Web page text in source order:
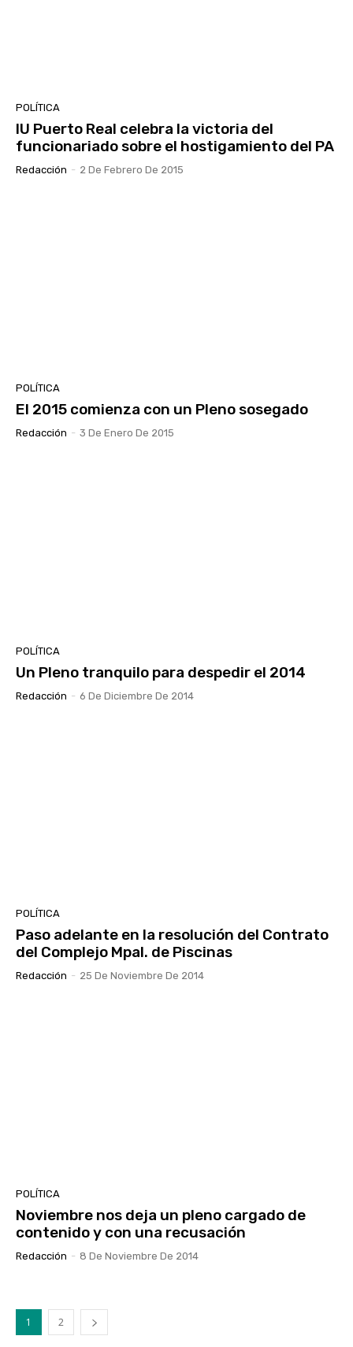
POLÍTICA
IU Puerto Real celebra la victoria del
funcionariado sobre el hostigamiento del PA
Redacción - 2 De Febrero De 2015
POLÍTICA
El 2015 comienza con un Pleno sosegado
Redacción - 3 De Enero De 2015
POLÍTICA
Un Pleno tranquilo para despedir el 2014
Redacción - 6 De Diciembre De 2014
POLÍTICA
Paso adelante en la resolución del Contrato
del Complejo Mpal. de Piscinas
Redacción - 25 De Noviembre De 2014
POLÍTICA
Noviembre nos deja un pleno cargado de
contenido y con una recusación
Redacción - 8 De Noviembre De 2014
1 2